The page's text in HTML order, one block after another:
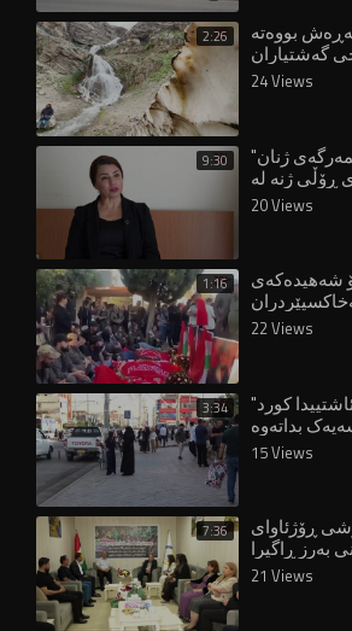
2:26 بووەتە
گەشتیاران
24 Views
9:30 "پاراستنی هێزی پێشمەرگەی ژنان
ڕۆڵی ژنە لە
20 Views
1:16 شەهیدەکەی
22 Views
3:34 "لە پرسەی ئاشتییدا کورد
15 Views
7:36 ڕۆژئاوای
بەرز ڕاگیرا
21 Views